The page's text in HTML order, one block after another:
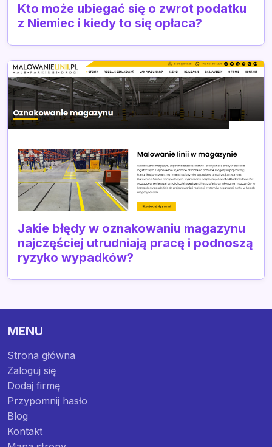
Kto może ubiegać się o zwrot podatku
z Niemiec i kiedy to się opłaca?
Jakie błędy w oznakowaniu magazynu
najczęściej utrudniają pracę i podnoszą
ryzyko wypadków?
MENU
Strona główna
Zaloguj się
Dodaj firmę
Przypomnij hasło
Blog
Kontakt